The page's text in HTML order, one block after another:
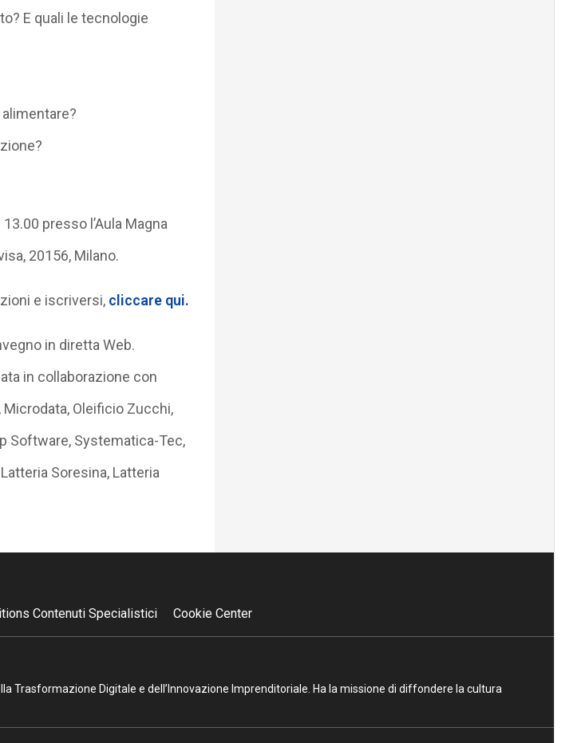
E quali le tecnologie
presso l’Aula Magna
20156, Milano.
e iscriversi, cliccare qui.
in diretta Web.
in collaborazione con
Microdata, Oleificio Zucchi,
Software, Systematica-Tec,
Soresina, Latteria
Contenuti Specialistici Cookie Center
Trasformazione Digitale e dell’Innovazione Imprenditoriale. Ha la missione di diffondere la cultura